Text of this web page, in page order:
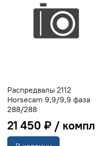
Распредвалы 2112
Horsecam 9,9/9,9 фаза
288/288
21 450 ₽